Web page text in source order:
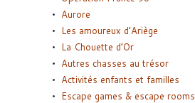
Aurore
Les amoureux d’Ariège
La Chouette d’Or
Autres chasses au trésor
Activités enfants et familles
Escape games & escape rooms